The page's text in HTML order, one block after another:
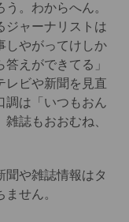
。わからへん。
ジャーナリストは
しやがってけしか
えができてる」
レビや新聞を見直
調は「いつもおん
誌もおおむね、
や雑誌情報はタ
せん。